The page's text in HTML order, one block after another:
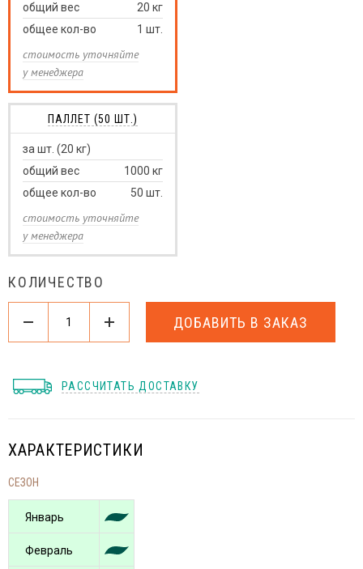
общий вес
20 кг
общее кол-во
1 шт.
стоимость уточняйте
у менеджера
ПАЛЛЕТ (50 ШТ.)
за шт. (20 кг)
общий вес
1000 кг
общее кол-во
50 шт.
стоимость уточняйте
у менеджера
КОЛИЧЕСТВО
ДОБАВИТЬ В ЗАКАЗ
РАССЧИТАТЬ ДОСТАВКУ
ХАРАКТЕРИСТИКИ
СЕЗОН
Январь
Февраль